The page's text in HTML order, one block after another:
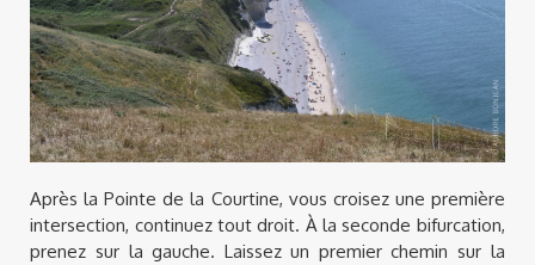
Après la Pointe de la Courtine, vous croisez une première
intersection, continuez tout droit. À la seconde bifurcation,
prenez sur la gauche. Laissez un premier chemin sur la